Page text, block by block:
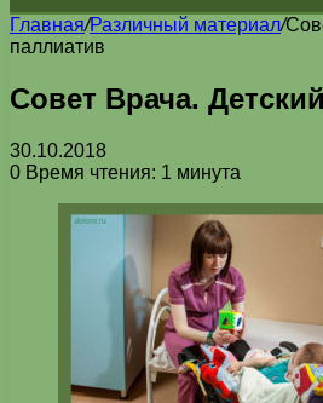
Главная/Различный материал/
паллиатив
Совет Врача.
30.10.2018
0 Время чтения: 1 минута